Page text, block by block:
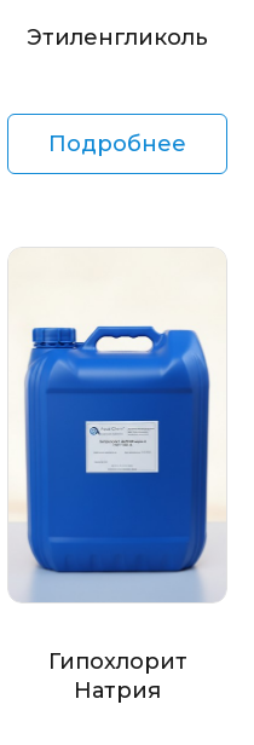
Этиленгликоль
Подробнее
Гипохлорит
Натрия